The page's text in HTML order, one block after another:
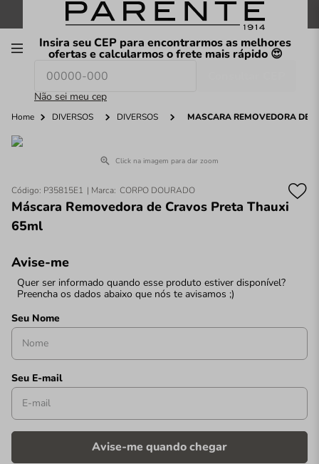
FRETE GRÁTIS nas compras a partir de R$199
Insira seu CEP para encontrarmos as melhores
ofertas e calcularmos o frete mais rápido 😍
Não sei meu cep
O que você procura hoje?
Home DIVERSOS DIVERSOS MÁSCARA REMOVEDORA DE
Click na imagem para dar zoom
Código: P35815E1 CORPO DOURADO
Máscara Removedora de Cravos Preta Thauxi
65ml